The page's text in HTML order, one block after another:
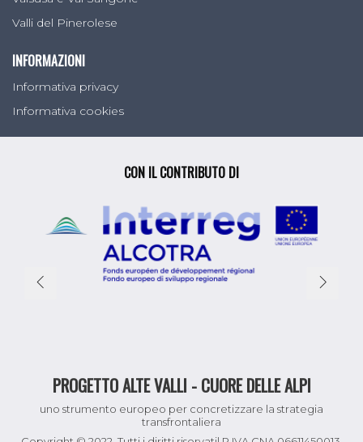
Valli del Pinerolese
INFORMAZIONI
Informativa privacy
Informativa cookies
PROGETTO ALTE VALLI - CUORE DELLE ALPI
uno strumento europeo per concretizzare la strategia
transfrontaliera
CON IL CONTRIBUTO DI